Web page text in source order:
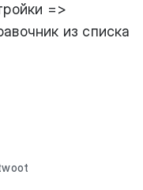
=>
из списка